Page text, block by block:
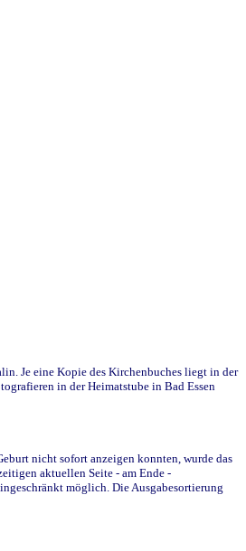
Je eine Kopie des Kirchenbuches liegt in der
in der Heimatstube in Bad Essen
nicht sofort anzeigen konnten, wurde das
aktuellen Seite - am Ende -
möglich. Die Ausgabesortierung